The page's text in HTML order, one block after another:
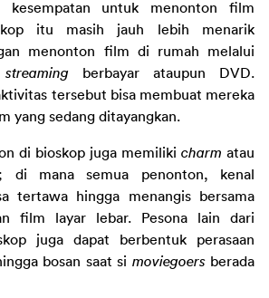
kesempatan untuk menonton film
itu masih jauh lebih menarik
menonton film di rumah melalui
streaming
berbayar ataupun DVD.
tersebut bisa membuat mereka
yang sedang ditayangkan.
di bioskop juga memiliki charm atau
di mana semua penonton, kenal
tertawa hingga menangis bersama
film layar lebar. Pesona lain dari
juga dapat berbentuk perasaan
bosan saat si moviegoers berada